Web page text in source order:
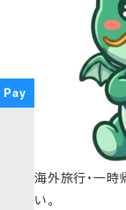
海外旅行・一時
い。